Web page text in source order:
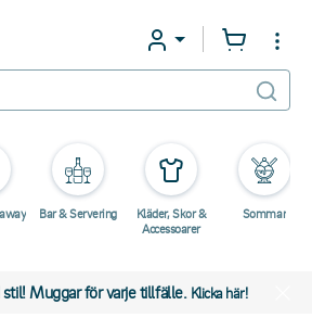
Bar & Servering
Kläder, Skor &
Accessoarer
Sommar
Muggar för varje tillfälle. Klicka här!